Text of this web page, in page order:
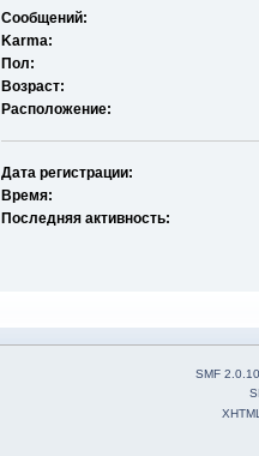
Сообщений:
Karma:
Пол:
Возраст:
Расположение:
Дата регистрации:
Время:
Последняя активность:
SMF